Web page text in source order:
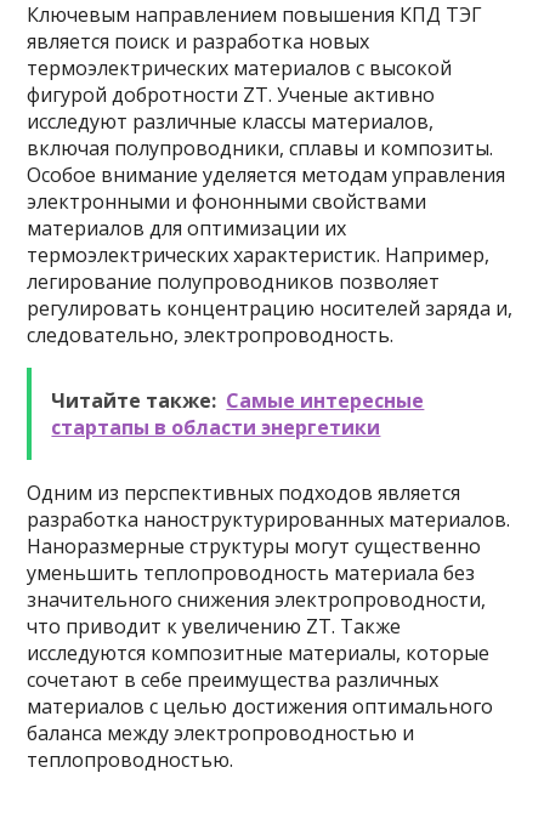
Ключевым направлением повышения КПД ТЭГ
является поиск и разработка новых
термоэлектрических материалов с высокой
фигурой добротности ZT. Ученые активно
исследуют различные классы материалов,
включая полупроводники, сплавы и композиты.
Особое внимание уделяется методам управления
электронными и фононными свойствами
материалов для оптимизации их
термоэлектрических характеристик. Например,
легирование полупроводников позволяет
регулировать концентрацию носителей заряда и,
следовательно, электропроводность.
Читайте также: Самые интересные
стартапы в области энергетики
Одним из перспективных подходов является
разработка наноструктурированных материалов.
Наноразмерные структуры могут существенно
уменьшить теплопроводность материала без
значительного снижения электропроводности,
что приводит к увеличению ZT. Также
исследуются композитные материалы, которые
сочетают в себе преимущества различных
материалов с целью достижения оптимального
баланса между электропроводностью и
теплопроводностью.